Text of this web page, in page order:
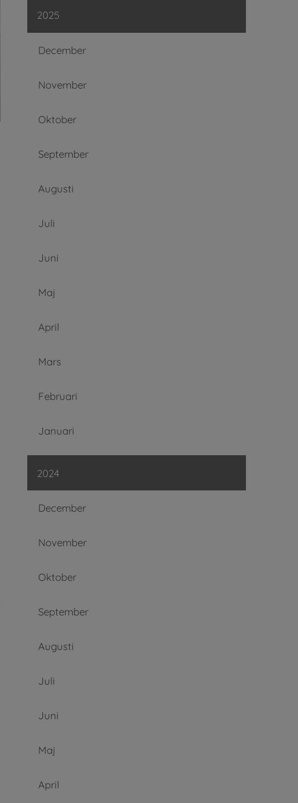
2025
December
November
Oktober
September
Augusti
Juli
Juni
Maj
April
Mars
Februari
Januari
2024
December
November
Oktober
September
Augusti
Juli
Juni
Maj
April